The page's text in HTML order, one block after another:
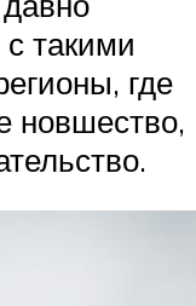
такими
где
новшество,